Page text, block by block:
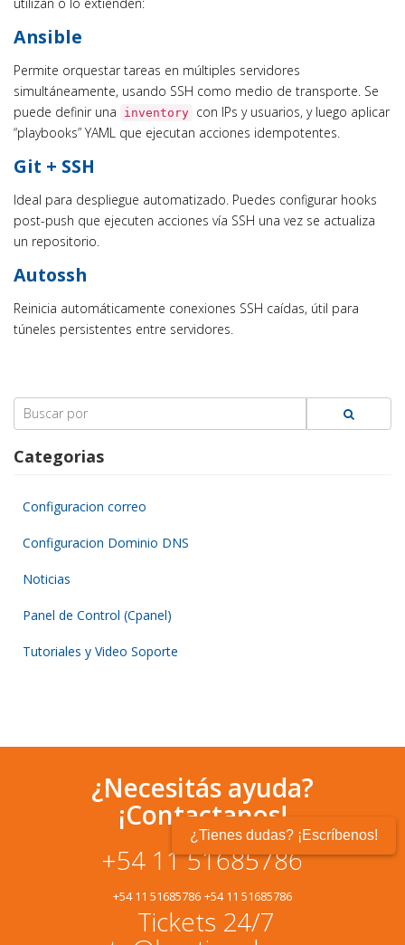
Ansible
Permite orquestar tareas en múltiples servidores
simultáneamente, usando SSH como medio de transporte. Se
puede definir una
inventory con IPs y usuarios, y luego aplicar
“playbooks” YAML que ejecutan acciones idempotentes.
Git + SSH
Ideal para despliegue automatizado. Puedes configurar hooks
post-push que ejecuten acciones vía SSH una vez se actualiza
un repositorio.
Autossh
Reinicia automáticamente conexiones SSH caídas, útil para
túneles persistentes entre servidores.
Search
for:
Categorias
Configuracion correo
Configuracion Dominio DNS
Noticias
Panel de Control (Cpanel)
Tutoriales y Video Soporte
¿Necesitás ayuda?
¡Contactanos!
+54 11 51685786
+54 11 51685786 +54 11 51685786
Tickets 24/7
¿Tienes dudas? ¡Escríbenos!